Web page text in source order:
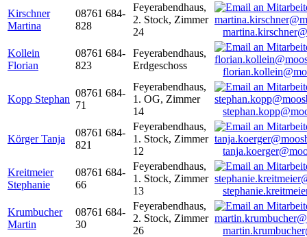
Kirschner
Martina
08761 684-
828
Feyerabendhaus,
2. Stock, Zimmer
24
Kollein
Florian
08761 684-
823
Feyerabendhaus,
Erdgeschoss
Kopp Stephan
08761 684-
71
Feyerabendhaus,
1. OG, Zimmer
14
Körger Tanja
08761 684-
821
Feyerabendhaus,
1. Stock, Zimmer
12
Kreitmeier
Stephanie
08761 684-
66
Feyerabendhaus,
1. Stock, Zimmer
13
Krumbucher
Martin
08761 684-
30
Feyerabendhaus,
2. Stock, Zimmer
26